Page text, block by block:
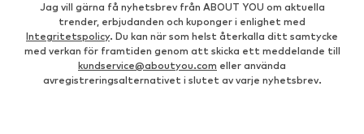
Jag vill gärna få nyhetsbrev från ABOUT YOU om aktuella
trender, erbjudanden och kuponger i enlighet med
Integritetspolicy. Du kan när som helst återkalla ditt samtycke
med verkan för framtiden genom att skicka ett meddelande till
kundservice@aboutyou.com eller använda
avregistreringsalternativet i slutet av varje nyhetsbrev.